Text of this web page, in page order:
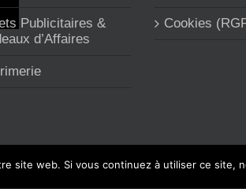
Publicitaires &
d’Affaires
Cookies
dans l'objet et le textile publicitaire,
site web. Si vous continuez à utiliser ce site,